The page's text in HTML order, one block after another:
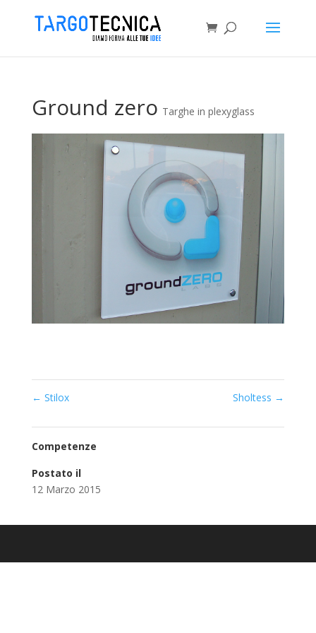
Ground zero Targhe in plexyglass
← Stilox Sholtess →
Competenze
Postato il
12 Marzo 2015